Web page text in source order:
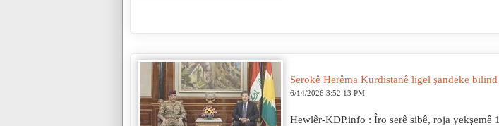
Serokê Herêma Kurdistanê ligel şandeke
6/14/2026 3:52:13 PM
Hewlêr-KDP.info : Îro serê sibê, roja yekşemê